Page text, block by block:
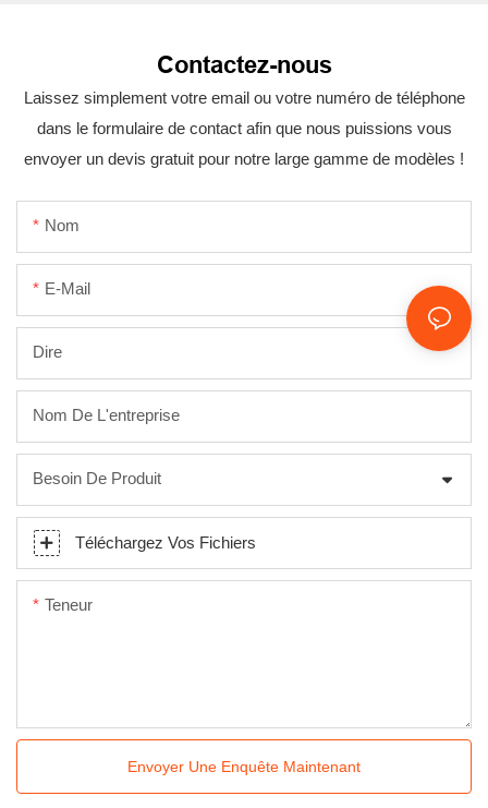
Contactez-nous
Laissez simplement votre email ou votre numéro de téléphone
dans le formulaire de contact afin que nous puissions vous
envoyer un devis gratuit pour notre large gamme de modèles !
Nom
E-Mail
Dire
Nom De L'entreprise
Besoin De Produit
Téléchargez Vos Fichiers
Teneur
Envoyer Une Enquête Maintenant